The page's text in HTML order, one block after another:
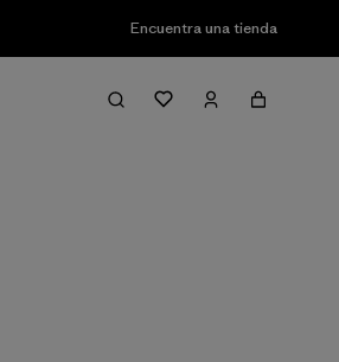
Encuentra una tienda
Filter & Sort